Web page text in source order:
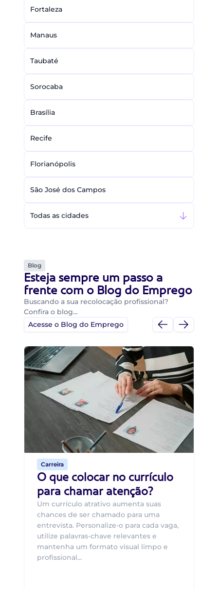
Fortaleza
Manaus
Taubaté
Sorocaba
Brasília
Recife
Florianópolis
São José dos Campos
Todas as cidades
Blog
Esteja sempre um passo a
frente com o Blog do Emprego
Buscando a sua recolocação profissional?
Confira o blog…
Acesse o Blog do Emprego
Carreira
O que colocar no currículo
para chamar atenção?
Um currículo atrativo aumenta suas
chances de ser chamado para uma
entrevista. Personalize-o para cada vaga,
utilize palavras-chave relevantes e
mantenha um formato visual limpo e
profissional...